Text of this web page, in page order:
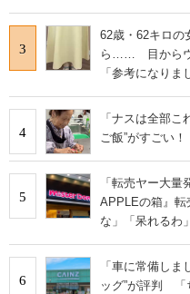
3
62歳・62キロの
ら…… 目からウ
「参考になりま
4
「ナスは全部
ご飯”がすごい
5
「転売ヤー大
APPLEの箱』
な」「呆れるわ
6
「車に常備し
ッグ”が評判 「